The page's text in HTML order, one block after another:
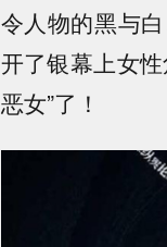
令人物的黑与
开了银幕上女
恶女”了！